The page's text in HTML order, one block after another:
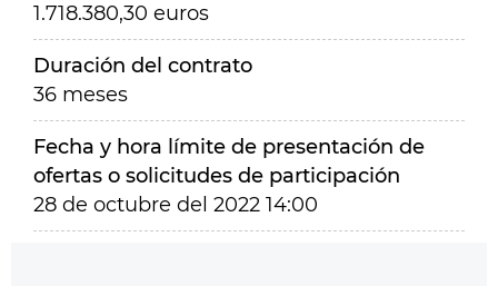
1.718.380,30 euros
Duración del contrato
36 meses
Fecha y hora límite de presentación de
ofertas o solicitudes de participación
28 de octubre del 2022 14:00